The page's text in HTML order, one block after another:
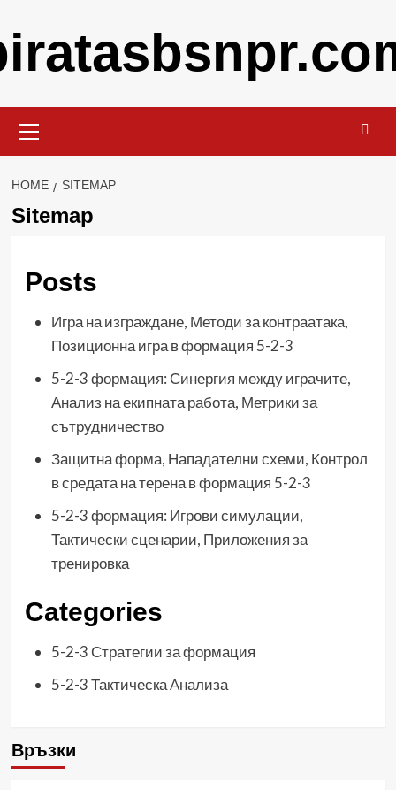
content
Menu
HOME SITEMAP
Sitemap
Posts
Игра на изграждане, Методи за контраатака,
Позиционна игра в формация 5-2-3
5-2-3 формация: Синергия между играчите,
Анализ на екипната работа, Метрики за
сътрудничество
Защитна форма, Нападателни схеми, Контрол
в средата на терена в формация 5-2-3
5-2-3 формация: Игрови симулации,
Тактически сценарии, Приложения за
тренировка
Categories
5-2-3 Стратегии за формация
5-2-3 Тактическа Анализа
Връзки